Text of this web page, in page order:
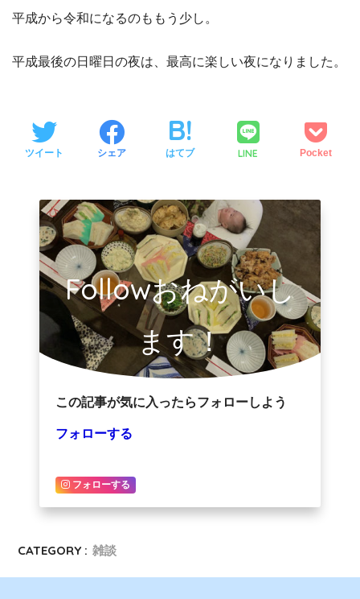
平成から令和になるのももう少し。
平成最後の日曜日の夜は、最高に楽しい夜になりました。
ツイート シェア はてブ LINE Pocket
Followおねがいし
ます！
この記事が気に入ったらフォローしよう
フォローする
フォローする
CATEGORY : 雑談